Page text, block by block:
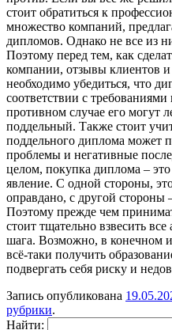
стоит обратиться к
множество компаний,
дипломов. Однако не все из
Поэтому перед тем, как
компании, отзывы клиентов
необходимо убедиться, что
соответствии с
противном случае его могут
поддельный. Также стоит
поддельного диплома может
проблемы и негативные
целом, покупка диплома –
явление. С одной стороны,
оправдано, с другой стороны
Поэтому прежде чем
стоит тщательно взвесить
шага. Возможно, в конечном
всё-таки получить
подвергать себя риску и
Запись опубликована
рубрики.
Найти: